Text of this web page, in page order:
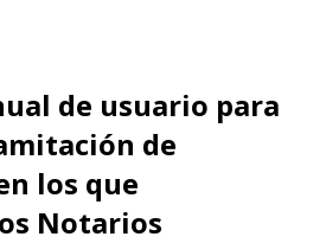
de usuario para
de
los que
Notarios